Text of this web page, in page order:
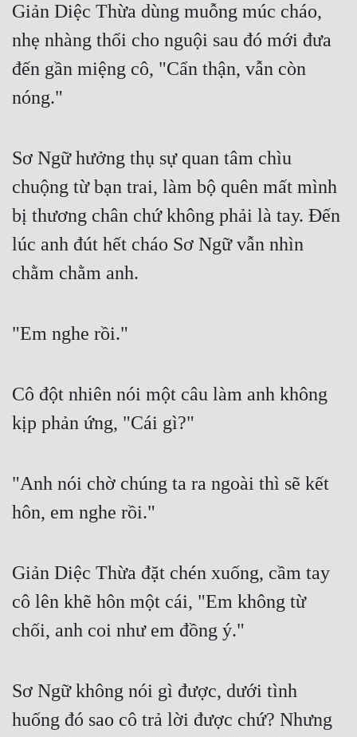
Giản Diệc Thừa dùng muỗng múc cháo,
nhẹ nhàng thổi cho nguội sau đó mới đưa
đến gần miệng cô, "Cẩn thận, vẫn còn
nóng."
Sơ Ngữ hưởng thụ sự quan tâm chìu
chuộng từ bạn trai, làm bộ quên mất mình
bị thương chân chứ không phải là tay. Đến
lúc anh đút hết cháo Sơ Ngữ vẫn nhìn
chằm chằm anh.
"Em nghe rồi."
Cô đột nhiên nói một câu làm anh không
kịp phản ứng, "Cái gì?"
"Anh nói chờ chúng ta ra ngoài thì sẽ kết
hôn, em nghe rồi."
Giản Diệc Thừa đặt chén xuống, cầm tay
cô lên khẽ hôn một cái, "Em không từ
chối, anh coi như em đồng ý."
Sơ Ngữ không nói gì được, dưới tình
huống đó sao cô trả lời được chứ? Nhưng